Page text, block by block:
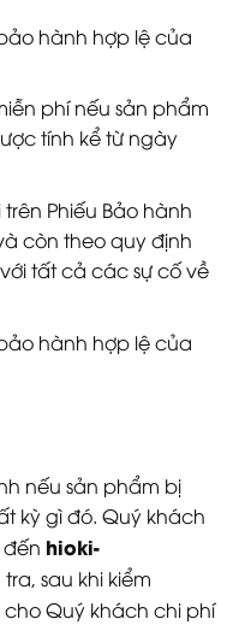
hành hợp lệ của
phí nếu sản phẩm
tính kể từ ngày
Phiếu Bảo hành
còn theo quy định
tất cả các sự cố về
hành hợp lệ của
nếu sản phẩm bị
kỳ gì đó. Quý khách
hioki-
sau khi kiểm
cho Quý khách chi phí